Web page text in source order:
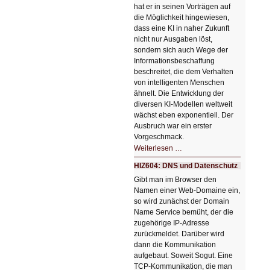
hat er in seinen Vorträgen auf
die Möglichkeit hingewiesen,
dass eine KI in naher Zukunft
nicht nur Ausgaben löst,
sondern sich auch Wege der
Informationsbeschaffung
beschreitet, die dem Verhalten
von intelligenten Menschen
ähnelt. Die Entwicklung der
diversen KI-Modellen weltweit
wächst eben exponentiell. Der
Ausbruch war ein erster
Vorgeschmack.
Weiterlesen …
Der
Ausbruch
der
KI
HIZ604: DNS und Datenschutz
Gibt man im Browser den
Namen einer Web-Domaine ein,
so wird zunächst der Domain
Name Service bemüht, der die
zugehörige IP-Adresse
zurückmeldet. Darüber wird
dann die Kommunikation
aufgebaut. Soweit Sogut. Eine
TCP-Kommunikation, die man